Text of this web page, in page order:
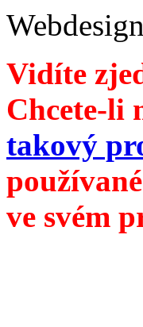
Vidíte
Chcete-li
takový
ve svém